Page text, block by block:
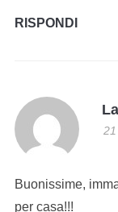
RISPONDI
Buonissime,
per casa!!!